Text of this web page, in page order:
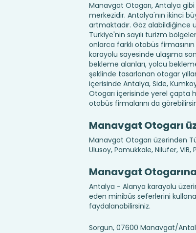
Manavgat Otogarı, Antalya
merkezidir. Antalya'nın ikinci
artmaktadır. Göz alabildiğince
Türkiye'nin sayılı turizm
onlarca farklı otobüs
karayolu sayesinde ulaşıma
bekleme alanları, yolcu
şeklinde tasarlanan otogar
içerisinde Antalya, Side,
Otogarı içerisinde yerel çapta
otobüs firmalarını da
Manavgat Otogarı
Manavgat Otogarı üzerinden
Ulusoy, Pamukkale, Nilüfer,
Manavgat
Antalya - Alanya karayolu
eden minibüs seferlerini
faydalanabilirsiniz.
Sorgun, 07600 Manavgat/